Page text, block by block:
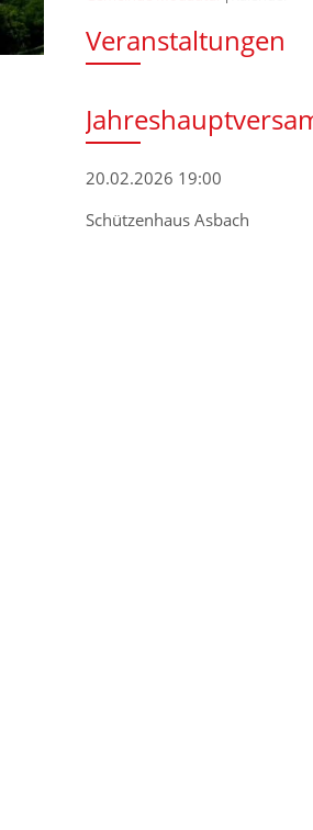
Veranstaltungen
20.02.2026 19:00
Schützenhaus Asbach